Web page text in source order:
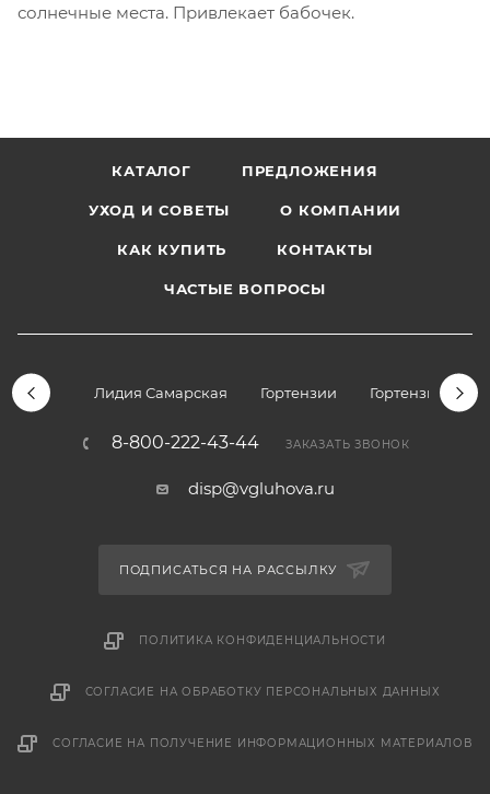
солнечные места. Привлекает бабочек.
КАТАЛОГ ПРЕДЛОЖЕНИЯ
УХОД И СОВЕТЫ О КОМПАНИИ
КАК КУПИТЬ КОНТАКТЫ
ЧАСТЫЕ ВОПРОСЫ
Лидия Самарская Гортензии Гортензии
8-800-222-43-44 ЗАКАЗАТЬ ЗВОНОК
disp@vgluhova.ru
ПОДПИСАТЬСЯ НА РАССЫЛКУ
ПОЛИТИКА КОНФИДЕНЦИАЛЬНОСТИ
СОГЛАСИЕ НА ОБРАБОТКУ ПЕРСОНАЛЬНЫХ ДАННЫХ
СОГЛАСИЕ НА ПОЛУЧЕНИЕ ИНФОРМАЦИОННЫХ МАТЕРИАЛОВ